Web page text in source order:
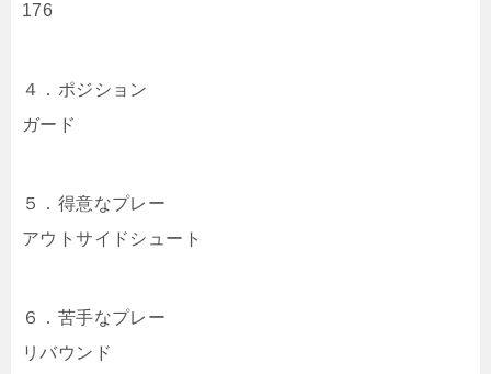
176
４．ポジション
ガード
５．得意なプレー
アウトサイドシュート
６．苦手なプレー
リバウンド